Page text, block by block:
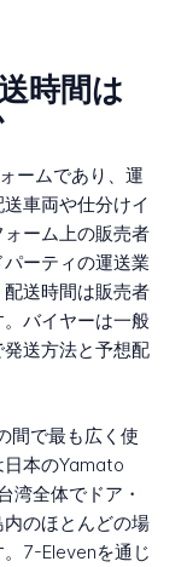
時間は
ームであり、運
車両や仕分けイ
ーム上の販売者
ーティの運送業
送時間は販売者
バイヤーは一般
送方法と予想配
間で最も広く使
日本のYamato
湾全体でドア・
のほとんどの場
7-Elevenを通じ